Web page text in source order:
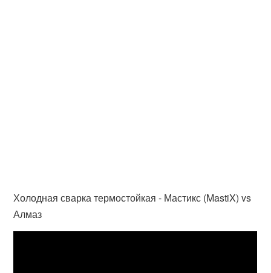
Холодная сварка термостойкая - Мастикс (MastiX) vs
Алмаз